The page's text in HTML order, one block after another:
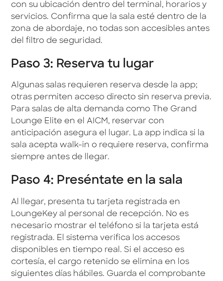
con su ubicación dentro del terminal, horarios y
servicios. Confirma que la sala esté dentro de la
zona de abordaje, no todas son accesibles antes
del filtro de seguridad.
Paso 3: Reserva tu lugar
Algunas salas requieren reserva desde la app;
otras permiten acceso directo sin reserva previa.
Para salas de alta demanda como The Grand
Lounge Elite en el AICM, reservar con
anticipación asegura el lugar. La app indica si la
sala acepta walk-in o requiere reserva, confirma
siempre antes de llegar.
Paso 4: Preséntate en la sala
Al llegar, presenta tu tarjeta registrada en
LoungeKey al personal de recepción. No es
necesario mostrar el teléfono si la tarjeta está
registrada. El sistema verifica los accesos
disponibles en tiempo real. Si el acceso es
cortesía, el cargo retenido se elimina en los
siguientes días hábiles. Guarda el comprobante